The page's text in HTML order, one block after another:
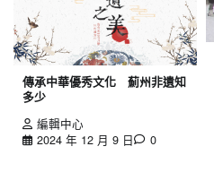
傳承中華優秀文化 薊州非遺知
多少
編輯中心
2024 年 12 月 9 日
0